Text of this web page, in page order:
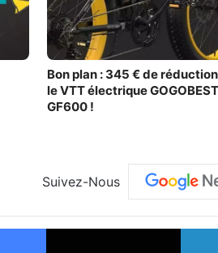
Bon plan : 345 € de
le VTT électrique GOGOBEST
GF600 !
Suivez-Nous
Facebook X